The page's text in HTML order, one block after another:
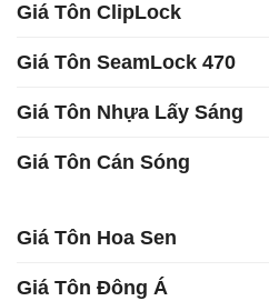
Giá Tôn ClipLock
Giá Tôn SeamLock 470
Giá Tôn Nhựa Lấy Sáng
Giá Tôn Cán Sóng
Giá Tôn Hoa Sen
Giá Tôn Đông Á